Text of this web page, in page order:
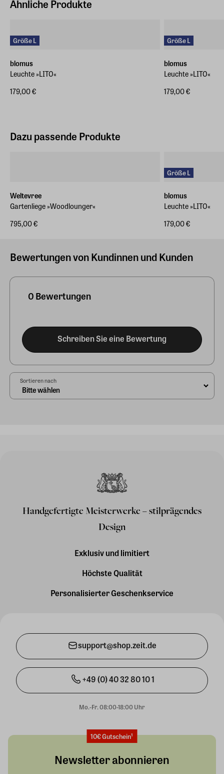
EAN
Ähnliche Produkte
Größe L
blomus
Leuchte »LITO«
179,00 €
Größe L
blomus
Leuchte »LITO«
179,00 €
Dazu passende Produkte
Weltevree
Gartenliege »Woodlounger«
795,00 €
Größe L
blomus
Leuchte »LITO«
179,00 €
Bewertungen von Kundinnen und Kunden
0 Bewertungen
Schreiben Sie eine Bewertung
Sortieren nach
Handgefertigte Meisterwerke – stilprägendes
Design
Exklusiv und limitiert
Höchste Qualität
Personalisierter Geschenkservice
support@shop.zeit.de
+49 (0) 40 32 80 10 1
Mo.-Fr. 08:00-18:00 Uhr
10€ Gutschein¹
Newsletter abonnieren